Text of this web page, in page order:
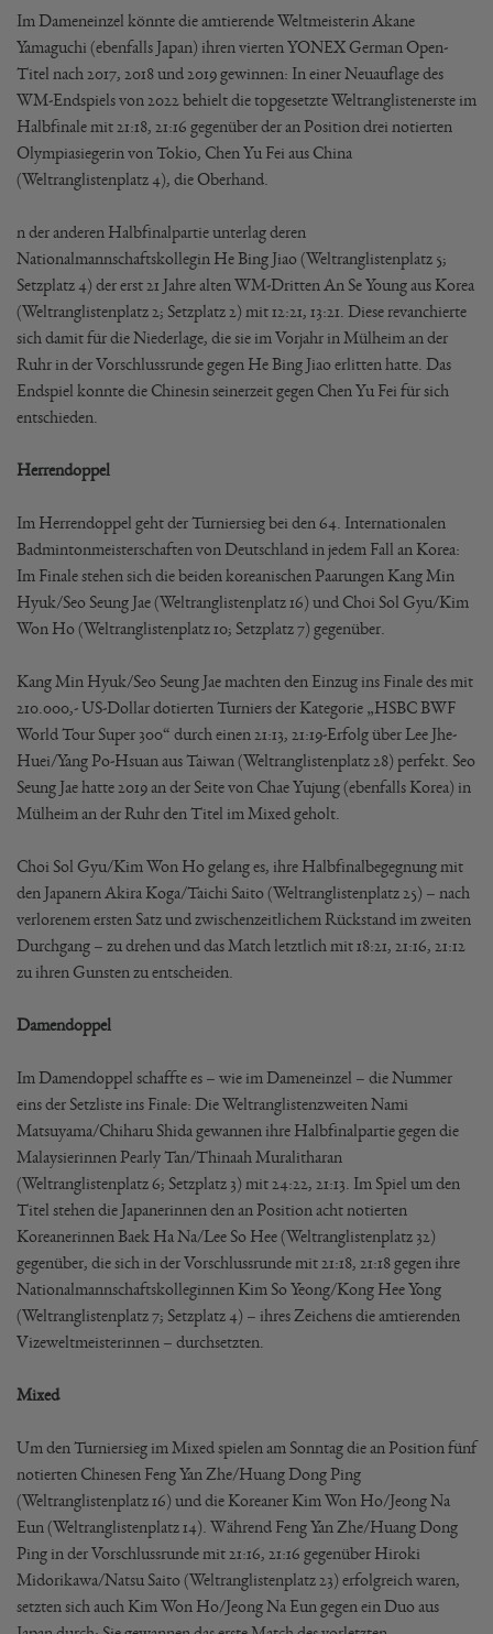
Im Dameneinzel könnte die amtierende Weltmeisterin Akane
Yamaguchi (ebenfalls Japan) ihren vierten YONEX German Open-
Titel nach 2017, 2018 und 2019 gewinnen: In einer Neuauflage des
WM-Endspiels von 2022 behielt die topgesetzte Weltranglistenerste im
Halbfinale mit 21:18, 21:16 gegenüber der an Position drei notierten
Olympiasiegerin von Tokio, Chen Yu Fei aus China
(Weltranglistenplatz 4), die Oberhand.
n der anderen Halbfinalpartie unterlag deren
Nationalmannschaftskollegin He Bing Jiao (Weltranglistenplatz 5;
Setzplatz 4) der erst 21 Jahre alten WM-Dritten An Se Young aus Korea
(Weltranglistenplatz 2; Setzplatz 2) mit 12:21, 13:21. Diese revanchierte
sich damit für die Niederlage, die sie im Vorjahr in Mülheim an der
Ruhr in der Vorschlussrunde gegen He Bing Jiao erlitten hatte. Das
Endspiel konnte die Chinesin seinerzeit gegen Chen Yu Fei für sich
entschieden.
Herrendoppel
Im Herrendoppel geht der Turniersieg bei den 64. Internationalen
Badmintonmeisterschaften von Deutschland in jedem Fall an Korea:
Im Finale stehen sich die beiden koreanischen Paarungen Kang Min
Hyuk/Seo Seung Jae (Weltranglistenplatz 16) und Choi Sol Gyu/Kim
Won Ho (Weltranglistenplatz 10; Setzplatz 7) gegenüber.
Kang Min Hyuk/Seo Seung Jae machten den Einzug ins Finale des mit
210.000,- US-Dollar dotierten Turniers der Kategorie „HSBC BWF
World Tour Super 300“ durch einen 21:13, 21:19-Erfolg über Lee Jhe-
Huei/Yang Po-Hsuan aus Taiwan (Weltranglistenplatz 28) perfekt. Seo
Seung Jae hatte 2019 an der Seite von Chae Yujung (ebenfalls Korea) in
Mülheim an der Ruhr den Titel im Mixed geholt.
Choi Sol Gyu/Kim Won Ho gelang es, ihre Halbfinalbegegnung mit
den Japanern Akira Koga/Taichi Saito (Weltranglistenplatz 25) – nach
verlorenem ersten Satz und zwischenzeitlichem Rückstand im zweiten
Durchgang – zu drehen und das Match letztlich mit 18:21, 21:16, 21:12
zu ihren Gunsten zu entscheiden.
Damendoppel
Im Damendoppel schaffte es – wie im Dameneinzel – die Nummer
eins der Setzliste ins Finale: Die Weltranglistenzweiten Nami
Matsuyama/Chiharu Shida gewannen ihre Halbfinalpartie gegen die
Malaysierinnen Pearly Tan/Thinaah Muralitharan
(Weltranglistenplatz 6; Setzplatz 3) mit 24:22, 21:13. Im Spiel um den
Titel stehen die Japanerinnen den an Position acht notierten
Koreanerinnen Baek Ha Na/Lee So Hee (Weltranglistenplatz 32)
gegenüber, die sich in der Vorschlussrunde mit 21:18, 21:18 gegen ihre
Nationalmannschaftskolleginnen Kim So Yeong/Kong Hee Yong
(Weltranglistenplatz 7; Setzplatz 4) – ihres Zeichens die amtierenden
Vizeweltmeisterinnen – durchsetzten.
Mixed
Um den Turniersieg im Mixed spielen am Sonntag die an Position fünf
notierten Chinesen Feng Yan Zhe/Huang Dong Ping
(Weltranglistenplatz 16) und die Koreaner Kim Won Ho/Jeong Na
Eun (Weltranglistenplatz 14). Während Feng Yan Zhe/Huang Dong
Ping in der Vorschlussrunde mit 21:16, 21:16 gegenüber Hiroki
Midorikawa/Natsu Saito (Weltranglistenplatz 23) erfolgreich waren,
setzten sich auch Kim Won Ho/Jeong Na Eun gegen ein Duo aus